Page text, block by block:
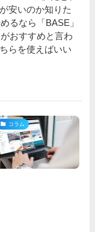
安いのか知りた
るなら「BASE」
おすすめと言わ
らを使えばいい
コラム